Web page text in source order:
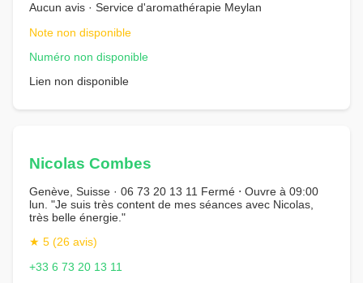
Aucun avis · Service d'aromathérapie Meylan
Note non disponible
Numéro non disponible
Lien non disponible
Nicolas Combes
Genève, Suisse · 06 73 20 13 11 Fermé ⋅ Ouvre à 09:00
lun. "Je suis très content de mes séances avec Nicolas,
très belle énergie."
★ 5 (26 avis)
+33 6 73 20 13 11